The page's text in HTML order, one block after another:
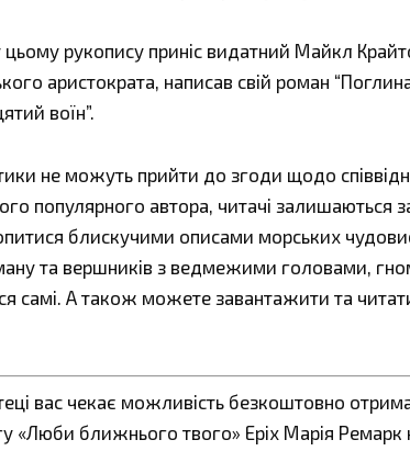
цьому рукопису приніс видатний Майкл
аристократа, написав свій роман
воїн”.
не можуть прийти до згоди щодо
популярного автора, читачі залишаються
блискучими описами морських
та вершників з ведмежими головами,
самі. А також можете завантажити та
вас чекає можливість безкоштовно
«Люби ближнього твого» Еріх Марія Ремарк